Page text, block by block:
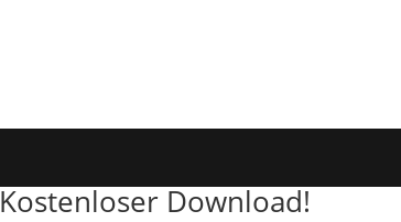
Kostenloser Download!